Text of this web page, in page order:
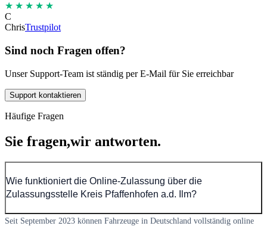
★★★★★
C
ChrisTrustpilot
Sind noch Fragen offen?
Unser Support-Team ist ständig per E-Mail für Sie erreichbar
Support kontaktieren
Häufige Fragen
Sie fragen,wir antworten.
Wie funktioniert die Online-Zulassung über die
Zulassungsstelle Kreis Pfaffenhofen a.d. Ilm?
Seit September 2023 können Fahrzeuge in Deutschland vollständig online